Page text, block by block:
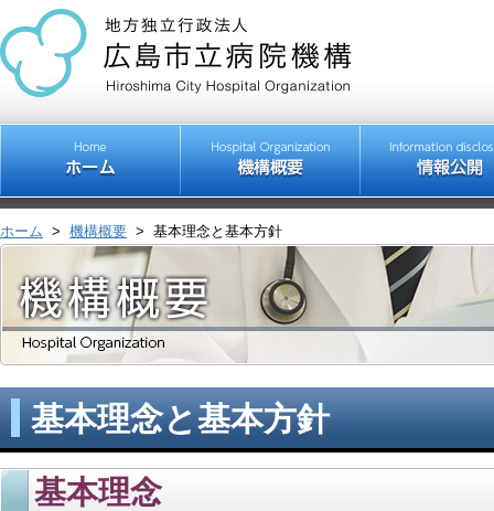
ホーム > 機構概要 > 基本理念と基本方針
基本理念と基本方針
基本理念